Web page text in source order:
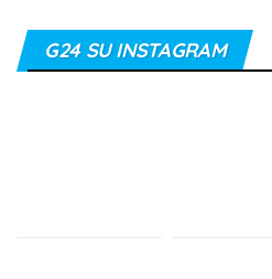
G24 SU INSTAGRAM